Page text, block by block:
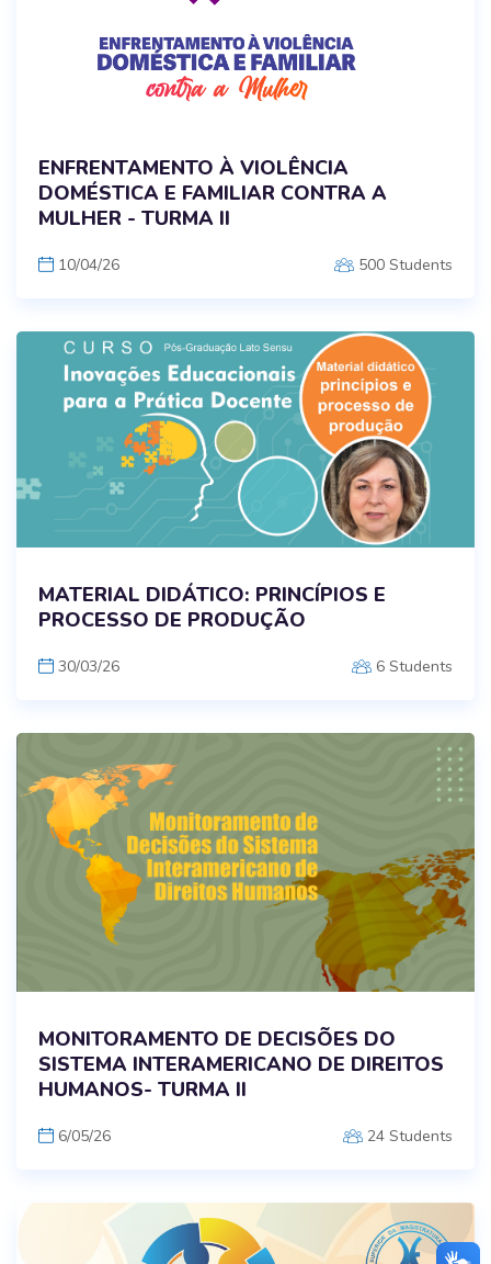
ENFRENTAMENTO À VIOLÊNCIA
DOMÉSTICA E FAMILIAR CONTRA A
MULHER - TURMA II
10/04/26 500 Students
MATERIAL DIDÁTICO: PRINCÍPIOS E
PROCESSO DE PRODUÇÃO
30/03/26 6 Students
MONITORAMENTO DE DECISÕES DO
SISTEMA INTERAMERICANO DE DIREITOS
HUMANOS- TURMA II
6/05/26 24 Students